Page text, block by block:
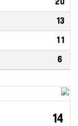
13
11
6
14